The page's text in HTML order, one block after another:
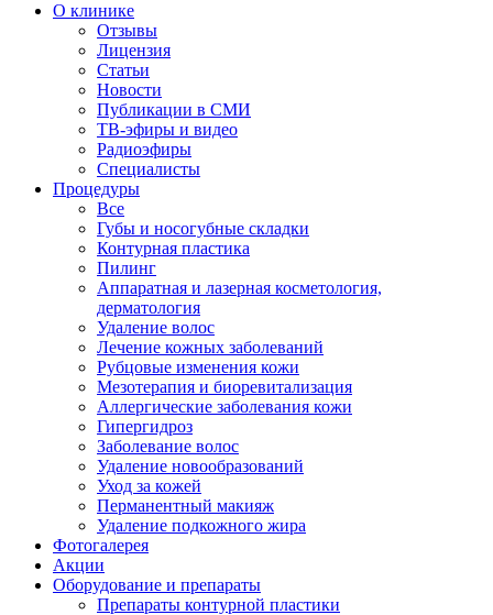
О клинике
Отзывы
Лицензия
Статьи
Новости
Публикации в СМИ
ТВ-эфиры и видео
Радиоэфиры
Специалисты
Процедуры
Все
Губы и носогубные складки
Контурная пластика
Пилинг
Аппаратная и лазерная косметология,
дерматология
Удаление волос
Лечение кожных заболеваний
Рубцовые изменения кожи
Мезотерапия и биоревитализация
Аллергические заболевания кожи
Гипергидроз
Заболевание волос
Удаление новообразований
Уход за кожей
Перманентный макияж
Удаление подкожного жира
Фотогалерея
Акции
Оборудование и препараты
Препараты контурной пластики